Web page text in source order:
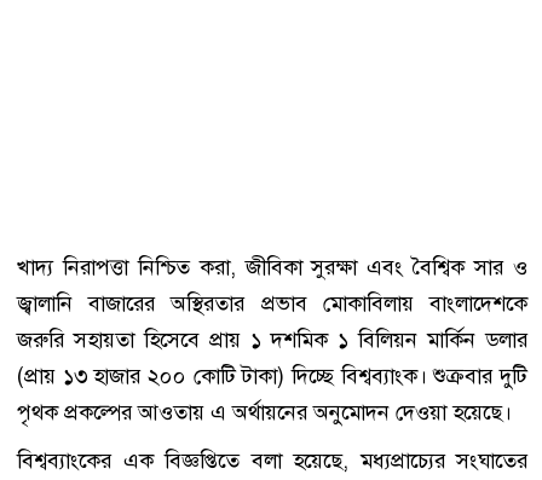
খাদ্য নিরাপত্তা নিশ্চিত করা, জীবিকা সুরক্ষা এবং বৈশ্বিক সার ও
জ্বালানি বাজারের অস্থিরতার প্রভাব মোকাবিলায় বাংলাদেশকে
জরুরি সহায়তা হিসেবে প্রায় ১ দশমিক ১ বিলিয়ন মার্কিন ডলার
(প্রায় ১৩ হাজার ২০০ কোটি টাকা) দিচ্ছে বিশ্বব্যাংক। শুক্রবার দুটি
পৃথক প্রকল্পের আওতায় এ অর্থায়নের অনুমোদন দেওয়া হয়েছে।
বিশ্বব্যাংকের এক বিজ্ঞপ্তিতে বলা হয়েছে, মধ্যপ্রাচ্যের সংঘাতের